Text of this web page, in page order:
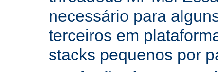
necessário para
terceiros em
stacks pequenos por